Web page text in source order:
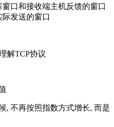
口和接收端主机反馈的窗口
发送的窗口
, 不再按照指数方式增长, 而是